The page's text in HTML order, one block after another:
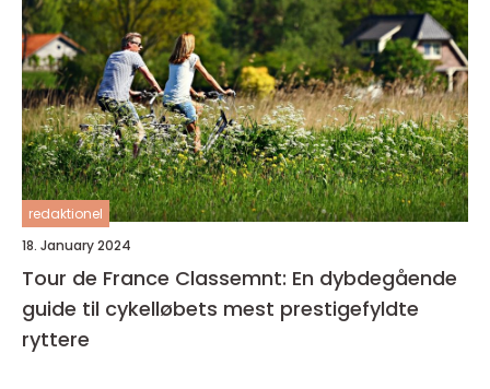
redaktionel
18. January 2024
Tour de France Classemnt: En dybdegående
guide til cykelløbets mest prestigefyldte
ryttere